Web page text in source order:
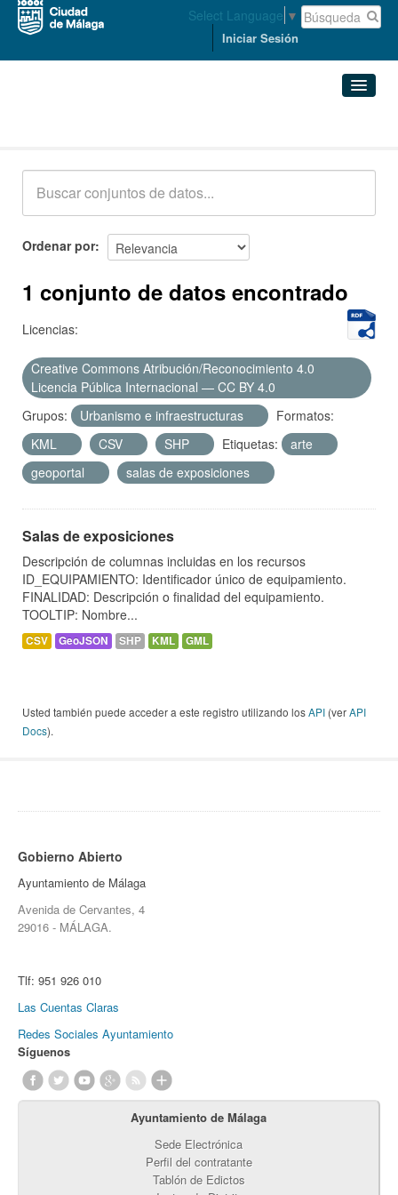
Select Language ▼
Iniciar Sesión
Acerca de
Ordenar por
1 conjunto de datos encontrado
Licencias:
Creative Commons Atribución/Reconocimiento 4.0
Licencia Pública Internacional — CC BY 4.0
Grupos:
Urbanismo e infraestructuras
Formatos:
KML
CSV SHP Etiquetas:
arte
geoportal
salas de exposiciones
Salas de exposiciones
Descripción de columnas incluidas en los recursos
ID_EQUIPAMIENTO: Identificador único de equipamiento.
FINALIDAD: Descripción o finalidad del equipamiento.
TOOLTIP: Nombre...
CSV GeoJSON SHP KML GML
Usted también puede acceder a este registro utilizando losAPI (verAPI
Docs).
Gobierno Abierto
Ayuntamiento de Málaga
Avenida de Cervantes, 4
29016 - MÁLAGA.
Tlf: 951 926 010
Las Cuentas Claras
Redes Sociales Ayuntamiento
Síguenos
Ayuntamiento de Málaga
Sede Electrónica
Perfil del contratante
Tablón de Edictos